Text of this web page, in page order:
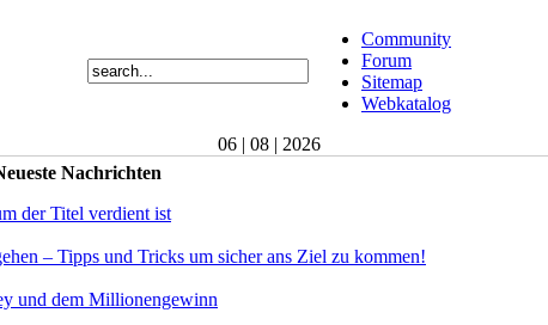
Community
Forum
Sitemap
Webkatalog
06 | 08 | 2026
Nachrichten
der Titel verdient ist
– Tipps und Tricks um sicher ans Ziel zu kommen!
und dem Millionengewinn